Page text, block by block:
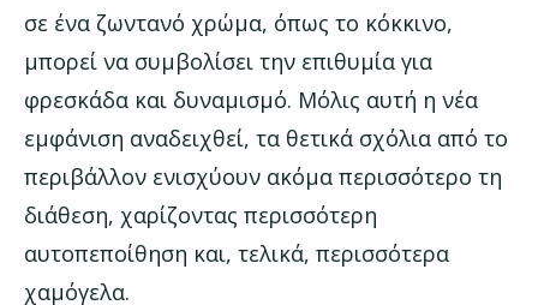
σε ένα ζωντανό χρώμα, όπως το κόκκινο,
μπορεί να συμβολίσει την επιθυμία για
φρεσκάδα και δυναμισμό. Μόλις αυτή η νέα
εμφάνιση αναδειχθεί, τα θετικά σχόλια από το
περιβάλλον ενισχύουν ακόμα περισσότερο τη
διάθεση, χαρίζοντας περισσότερη
αυτοπεποίθηση και, τελικά, περισσότερα
χαμόγελα.